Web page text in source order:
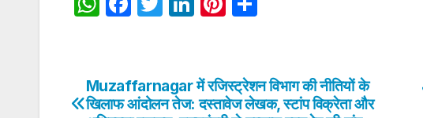
s
A
e
b
er e
dI
e
st
e
Post
Muzaffarnagar में रजिस्ट्रेशन विभाग की नीतियों के
खिलाफ आंदोलन तेज: दस्तावेज लेखक, स्टांप विक्रेता और